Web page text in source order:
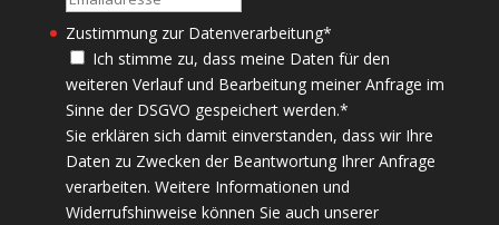
Zustimmung zur Datenverarbeitung*
Ich stimme zu, dass meine Daten für den
weiteren Verlauf und Bearbeitung meiner Anfrage im
Sinne der DSGVO gespeichert werden.*
Sie erklären sich damit einverstanden, dass wir Ihre
Daten zu Zwecken der Beantwortung Ihrer Anfrage
verarbeiten. Weitere Informationen und
Widerrufshinweise können Sie auch unserer